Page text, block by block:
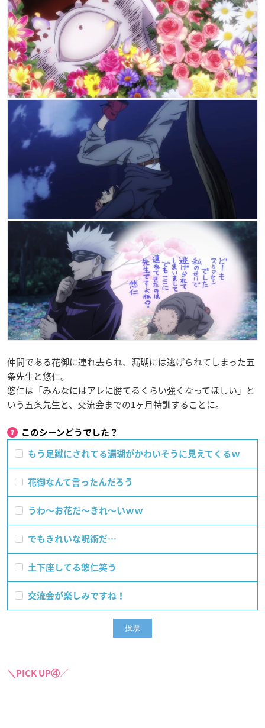
仲間である花御に連れ去られ、漏瑚には逃げられてしまった五
条先生と悠仁。
悠仁は「みんなにはアレに勝てるくらい強くなってほしい」と
いう五条先生と、交流会までの1ヶ月特訓することに。
このシーンどうでした？
もう足蹴にされてる漏瑚がかわいそうに見えてくるｗ
花御なんて言ったんだろう
うわ〜お花だ〜きれ〜いｗｗ
でもきれいな呪術だ…
土下座してる悠仁笑う
交流会が楽しみですね！
＼PICK UP④／